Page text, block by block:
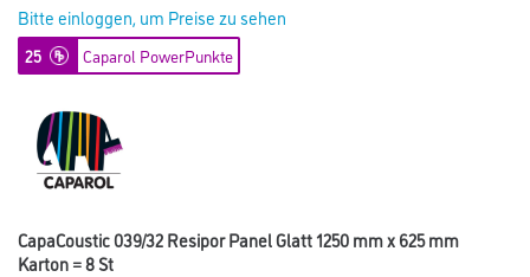
Bitte einloggen, um Preise zu sehen
25 Caparol PowerPunkte
CapaCoustic 039/32 Resipor Panel Glatt 1250 mm x 625 mm
Karton = 8 St